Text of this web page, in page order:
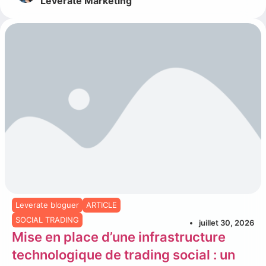
Leverate bloguer
ARTICLE
SOCIAL TRADING
juillet 30, 2026
Mise en place d’une infrastructure
technologique de trading social : un